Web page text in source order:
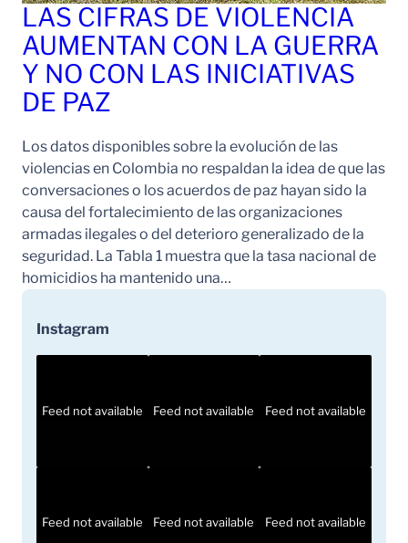
LAS CIFRAS DE VIOLENCIA
AUMENTAN CON LA GUERRA
Y NO CON LAS INICIATIVAS
DE PAZ
Los datos disponibles sobre la evolución de las
violencias en Colombia no respaldan la idea de que las
conversaciones o los acuerdos de paz hayan sido la
causa del fortalecimiento de las organizaciones
armadas ilegales o del deterioro generalizado de la
seguridad. La Tabla 1 muestra que la tasa nacional de
homicidios ha mantenido una…
Instagram
Feed not available Feed not available Feed not available
Feed not available Feed not available Feed not available